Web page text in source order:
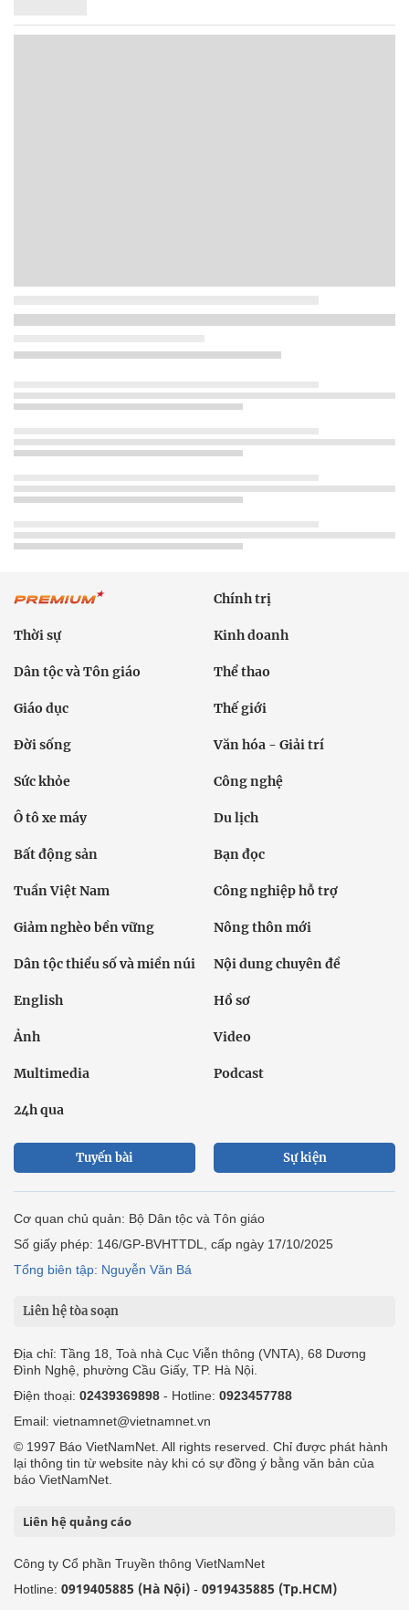
Chính trị
Thời sự Kinh doanh
Dân tộc và Tôn giáo Thể thao
Giáo dục Thế giới
Đời sống Văn hóa - Giải trí
Sức khỏe Công nghệ
Ô tô xe máy Du lịch
Bất động sản Bạn đọc
Tuần Việt Nam Công nghiệp hỗ trợ
Giảm nghèo bền vững Nông thôn mới
Dân tộc thiểu số và miền núi Nội dung chuyên đề
English Hồ sơ
Ảnh Video
Multimedia Podcast
24h qua
Tuyến bài Sự kiện
Cơ quan chủ quản: Bộ Dân tộc và Tôn giáo
Số giấy phép: 146/GP-BVHTTDL, cấp ngày 17/10/2025
Tổng biên tập: Nguyễn Văn Bá
Liên hệ tòa soạn
Địa chỉ: Tầng 18, Toà nhà Cục Viễn thông (VNTA), 68 Dương
Đình Nghệ, phường Cầu Giấy, TP. Hà Nội.
Điện thoại: 02439369898 - Hotline: 0923457788
Email: vietnamnet@vietnamnet.vn
© 1997 Báo VietNamNet. All rights reserved. Chỉ được phát hành
lại thông tin từ website này khi có sự đồng ý bằng văn bản của
báo VietNamNet.
Liên hệ quảng cáo
Công ty Cổ phần Truyền thông VietNamNet
Hotline: 0919405885 (Hà Nội) - 0919435885 (Tp.HCM)